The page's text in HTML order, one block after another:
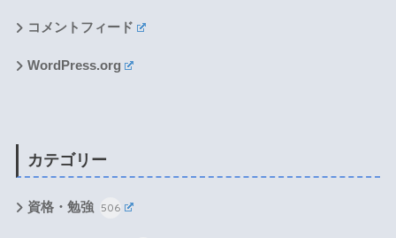
コメントフィード
WordPress.org
カテゴリー
資格・勉強 506